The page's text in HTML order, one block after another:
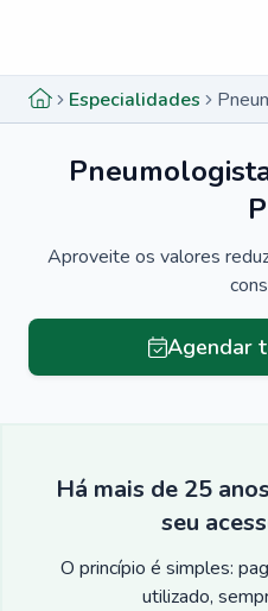
Especialidades
Aproveite os valores
Agendar
Há mais de 25
seu
O princípio é simples:
utilizado,